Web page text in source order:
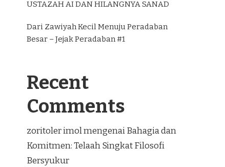
USTAZAH AI DAN HILANGNYA SANAD
Dari Zawiyah Kecil Menuju Peradaban
Besar – Jejak Peradaban #1
Recent
Comments
zoritoler imolmengenaiBahagia dan
Komitmen: Telaah Singkat Filosofi
Bersyukur